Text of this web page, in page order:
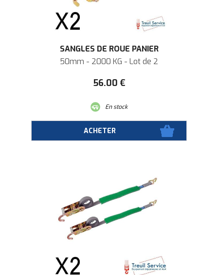
SANGLES DE ROUE PANIER
50mm - 2000 KG - Lot de 2
56.00 €
En stock